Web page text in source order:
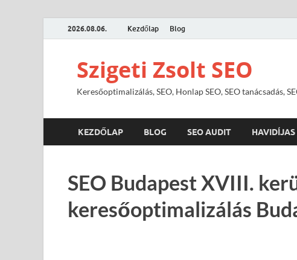
2026.08.06. Kezdőlap Blog
Szigeti Zsolt SEO
Keresőoptimalizálás, SEO, Honlap SEO, SEO tanácsadás,
KEZDŐLAP BLOG SEO AUDIT
SEO Budapest XVIII.
keresőoptimalizálás